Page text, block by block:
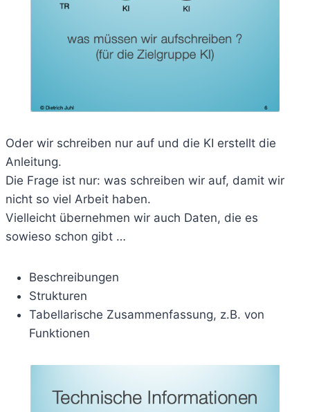
Oder wir schreiben nur auf und die KI erstellt die
Anleitung.
Die Frage ist nur: was schreiben wir auf, damit wir
nicht so viel Arbeit haben.
Vielleicht übernehmen wir auch Daten, die es
sowieso schon gibt …
Beschreibungen
Strukturen
Tabellarische Zusammenfassung, z.B. von
Funktionen